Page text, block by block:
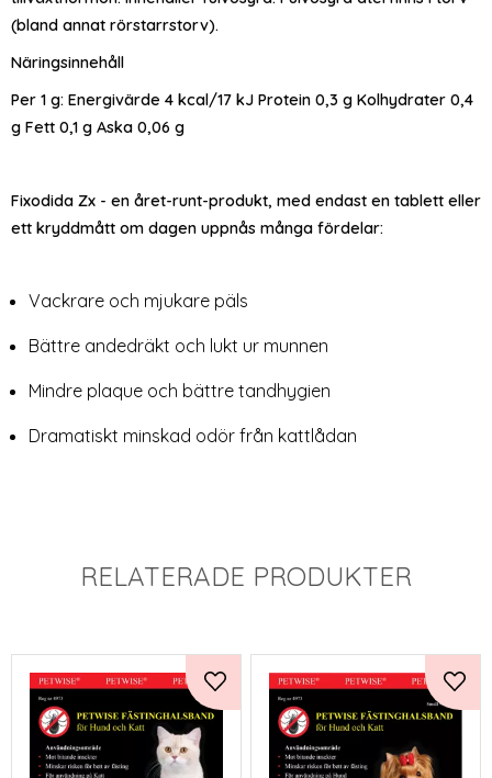
(bland annat rörstarrstorv).
Näringsinnehåll
Per 1 g: Energivärde 4 kcal/17 kJ Protein 0,3 g Kolhydrater 0,4
g Fett 0,1 g Aska 0,06 g
Fixodida Zx - en året-runt-produkt, med endast en tablett eller
ett kryddmått om dagen uppnås många fördelar:
Vackrare och mjukare päls
Bättre andedräkt och lukt ur munnen
Mindre plaque och bättre tandhygien
Dramatiskt minskad odör från kattlådan
RELATERADE PRODUKTER
Lägg till i favoriter